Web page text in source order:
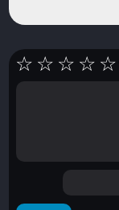
☆
☆
☆
☆
☆